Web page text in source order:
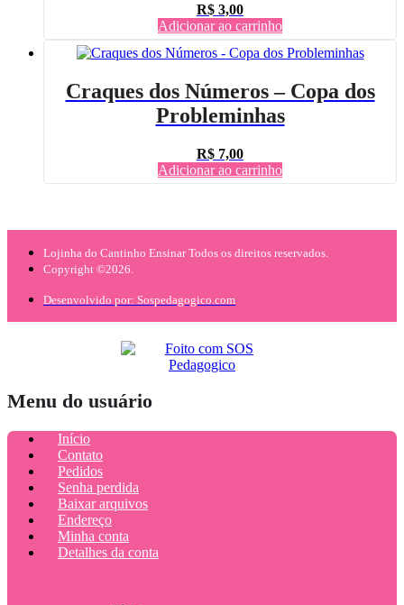
R$ 3,00
Adicionar ao carrinho
Craques dos Números – Copa dos
Probleminhas
R$ 7,00
Adicionar ao carrinho
Lojinha do Cantinho Ensinar Todos os direitos reservados.
Copyright ©2026.
Desenvolvido por: Sospedagogico.com
Menu do usuário
Início
Contato
Pedidos
Senha perdida
Baixar arquivos
Endereço
Minha conta
Detalhes da conta